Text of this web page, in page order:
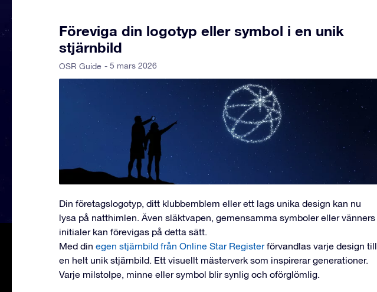
Föreviga din logotyp eller symbol i en unik
stjärnbild
OSR Guide - 5 mars 2026
Din företagslogotyp, ditt klubbemblem eller ett lags unika design kan nu
lysa på natthimlen. Även släktvapen, gemensamma symboler eller vänners
initialer kan förevigas på detta sätt.
Med din egen stjärnbild från Online Star Registerförvandlas varje design till
en helt unik stjärnbild. Ett visuellt mästerverk som inspirerar generationer.
Varje milstolpe, minne eller symbol blir synlig och oförglömlig.